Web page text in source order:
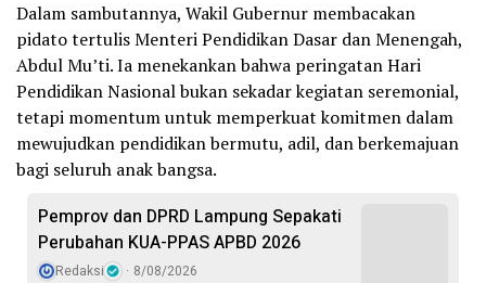
Dalam sambutannya, Wakil Gubernur membacakan
pidato tertulis Menteri Pendidikan Dasar dan Menengah,
Abdul Mu’ti. Ia menekankan bahwa peringatan Hari
Pendidikan Nasional bukan sekadar kegiatan seremonial,
tetapi momentum untuk memperkuat komitmen dalam
mewujudkan pendidikan bermutu, adil, dan berkemajuan
bagi seluruh anak bangsa.
Pemprov dan DPRD Lampung Sepakati
Perubahan KUA-PPAS APBD 2026
Redaksi 8/08/2026